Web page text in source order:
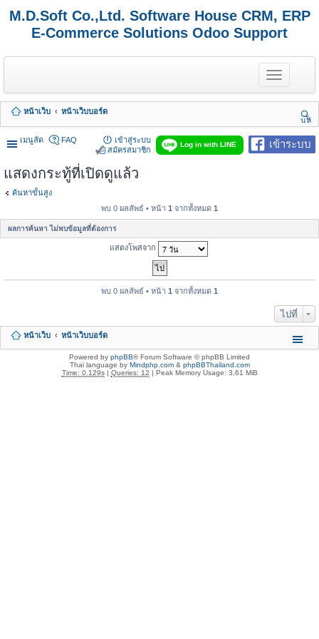
M.D.Soft Co.,Ltd. Software House CRM, ERP
E-Commerce Solutions Odoo Support
T
o
g
e
n
a
n
หน้าเว็บ
หน้าเว็บบอร์ด
นห
า
เมนูลัด
เข้าระบบ
Log in with LINE
FAQ
เข้าสู่ระบบ
สมัครสมาชิก
แสดงกระทู้ที่เปิดดูแล้ว
ค้นหาขั้นสูง
พบ 0 ผลลัพธ์ • หน้า 1 จากทั้งหมด 1
ผลการค้นหา ไม่พบข้อมูลที่ต้องการ
แสดงโพสจาก
พบ 0 ผลลัพธ์ • หน้า 1 จากทั้งหมด 1
ไปที่
หน้าเว็บ หน้าเว็บบอร์ด
Powered by phpBB® Forum Software © phpBB Limited
Thai language by Mindphp.com& phpBBThailand.com
Time: 0.129s| Queries: 12 | Peak Memory Usage: 3.61 MiB